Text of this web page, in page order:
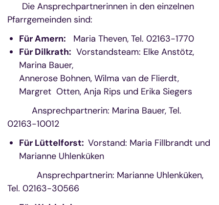
Die Ansprechpartnerinnen in den einzelnen
Pfarrgemeinden sind:
Für Amern: Maria Theven, Tel. 02163-1770
Für Dilkrath: Vorstandsteam: Elke Anstötz,
Marina Bauer,
Annerose Bohnen, Wilma van de Flierdt,
Margret Otten, Anja Rips und Erika Siegers
Ansprechpartnerin: Marina Bauer, Tel.
02163-10012
Für Lüttelforst: Vorstand: Maria Fillbrandt und
Marianne Uhlenküken
Ansprechpartnerin: Marianne Uhlenküken,
Tel. 02163-30566